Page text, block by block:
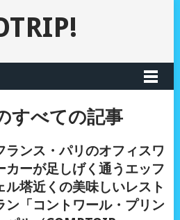
すべての記事
ランス・パリのオフィスワ
カーが足しげく通うエッフ
ル塔近くの美味しいレスト
ン「コントワール・プリン